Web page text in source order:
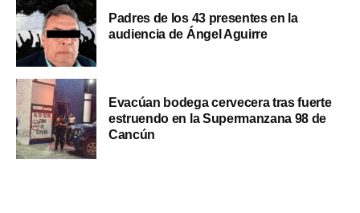
Padres de los 43 presentes en la
audiencia de Ángel Aguirre
Evacúan bodega cervecera tras fuerte
estruendo en la Supermanzana 98 de
Cancún